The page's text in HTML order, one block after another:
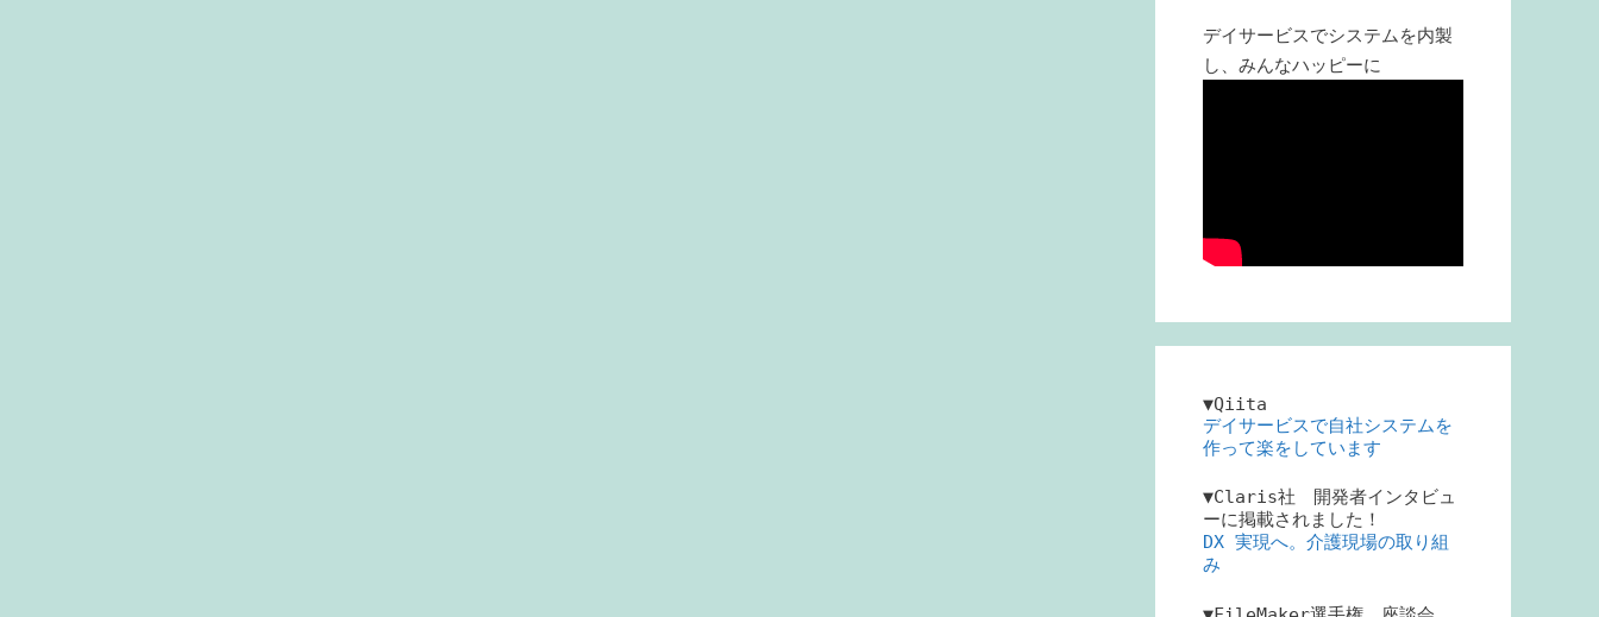
デイサービスでシステムを内製
し、みんなハッピーに
▼Qiita
デイサービスで自社システムを
作って楽をしています
▼Claris社 開発者インタビュ
ーに掲載されました！
DX 実現へ。介護現場の取り組
み